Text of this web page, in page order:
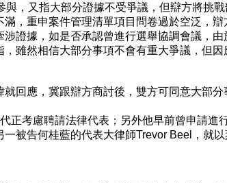
，又指大部分證據不受爭議，但辯方將挑戰
，重申案件管理清單項目問卷過於空泛，
證據，如是否承認曾進行選舉協調會議，
雖然相信大部分事項不會有重大爭議，但
回應，冀跟辯方商討後，雙方可同意大部
考慮聘請法律代表；另外他早前曾申請
被告何桂藍的代表大律師Trevor Beel，就